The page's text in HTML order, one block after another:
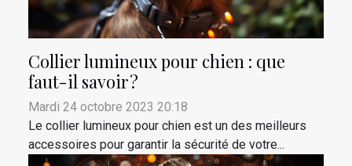
Collier lumineux pour chien : que
faut-il savoir ?
Mardi 24 octobre 2023 20:18
Le collier lumineux pour chien est un des meilleurs
accessoires pour garantir la sécurité de votre...